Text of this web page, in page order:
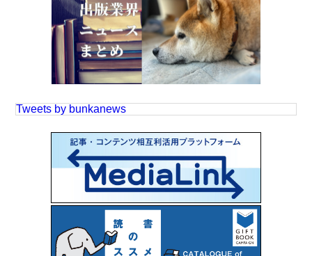
Tweets by bunkanews